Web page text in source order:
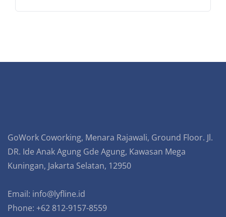
GoWork Coworking, Menara Rajawali, Ground Floor. Jl.
DR. Ide Anak Agung Gde Agung, Kawasan Mega
Kuningan, Jakarta Selatan, 12950
Email: info@lyfline.id
Phone: +62 812-9157-8559